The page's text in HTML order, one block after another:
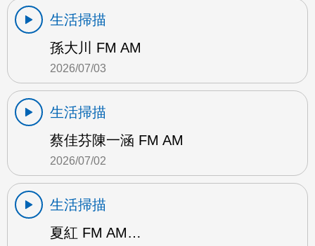
生活掃描
孫大川 FM AM
2026/07/03
生活掃描
蔡佳芬陳一涵 FM AM
2026/07/02
生活掃描
夏紅 FM AM…